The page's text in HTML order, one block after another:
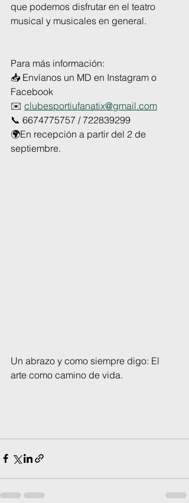
que podemos disfrutar en el teatro
musical y musicales en general.
Para más información:
📥 Envíanos un MD en Instagram o
Facebook
✉️ clubesportiufanatix@gmail.com
📞 6674775757 / 722839299
🌍En recepción a partir del 2 de
septiembre.
Un abrazo y como siempre digo: El
arte como camino de vida.